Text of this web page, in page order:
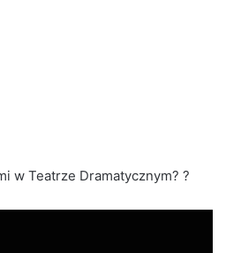
w Teatrze Dramatycznym? ?